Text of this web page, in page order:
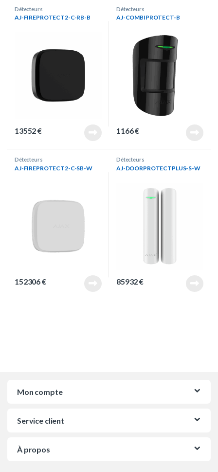
Détecteurs
AJ-FIREPROTECT2-C-RB-B
13552€
Détecteurs
AJ-COMBIPROTECT-B
1166€
Détecteurs
AJ-FIREPROTECT2-C-SB-W
152306€
Détecteurs
AJ-DOORPROTECTPLUS-S-W
85932€
Mon compte
Service client
À propos